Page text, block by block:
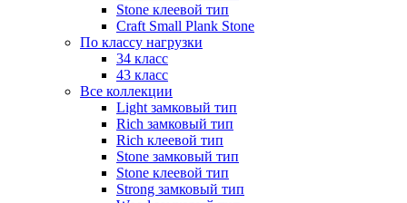
Stone клеевой тип
Craft Small Plank Stone
По классу нагрузки
34 класс
43 класс
Все коллекции
Light замковый тип
Rich замковый тип
Rich клеевой тип
Stone замковый тип
Stone клеевой тип
Strong замковый тип